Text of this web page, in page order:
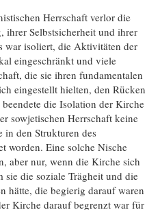
Herrschaft verlor die
Selbstsicherheit und ihrer
isoliert, die Aktivitäten der
eingeschränkt und viele
die sie ihren fundamentalen
eingestellt hielten, den Rücken
die Isolation der Kirche
sowjetischen Herrschaft keine
den Strukturen des
worden. Eine solche Nische
aber nur, wenn die Kirche sich
sie die soziale Trägheit und die
hätte, die begierig darauf waren
Kirche darauf begrenzt war für